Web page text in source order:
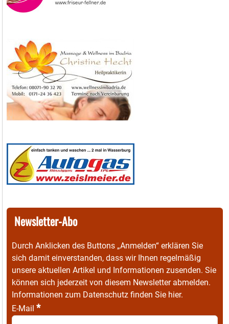
Newsletter-Abo
Durch Anklicken des Buttons „Anmelden“ erklären Sie
sich damit einverstanden, dass wir Ihnen regelmäßig
unsere aktuellen Artikel und Informationen zusenden. Sie
können sich jederzeit von diesem Newsletter abmelden.
Informationen zum Datenschutz finden Sie hier.
E-Mail *